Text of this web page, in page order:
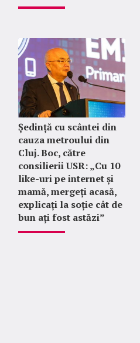
Ședință cu scântei din
cauza metroului din
Cluj. Boc, către
consilierii USR: „Cu 10
like-uri pe internet și
mamă, mergeți acasă,
explicați la soție cât de
bun ați fost astăzi”